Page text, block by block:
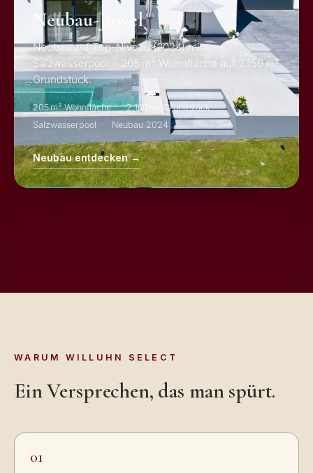
Neubau-Juwel
Neubau auf Top-Niveau (2024) mit
Salzwasserpool – 205 m² Wohnfläche auf 2.150 m²
Grundstück.
205 m² Wohnfläche
2.150 m² Grundstück
Salzwasserpool
Neubau 2024
Neubau entdecken →
WARUM WILLUHN SELECT
Ein Versprechen, das man spürt.
01